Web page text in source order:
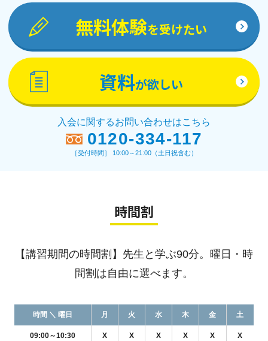
無料体験を受けたい
資料が欲しい
入会に関するお問い合わせはこちら
0120-334-117
［受付時間］ 10:00～21:00（土日祝含む）
時間割
【講習期間の時間割】先生と学ぶ90分。曜日・時
間割は自由に選べます。
時間 ＼ 曜日 月 火 水 木 金 土
09:00～10:30 X X X X X X